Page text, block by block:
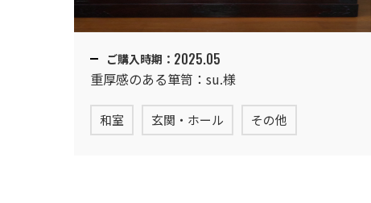
ご購入時期： 2025.05
重厚感のある箪笥：su.様
和室 玄関・ホール その他